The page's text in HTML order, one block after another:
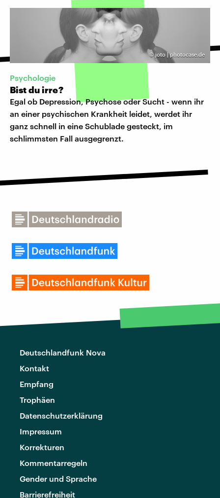
©joto | photocase.de
Psychologie
Bist du irre?
Egal ob Depression, Psychose oder Sucht - wenn ihr
an einer psychischen Krankheit leidet, werdet ihr
ganz schnell in eine Schublade gesteckt, im
schlimmsten Fall ausgegrenzt.
Deutschlandfunk Nova
Kontakt
Empfang
Trophäen
Datenschutzerklärung
Impressum
Korrekturen
Kommentarregeln
Gender und Sprache
Barrierefreiheit